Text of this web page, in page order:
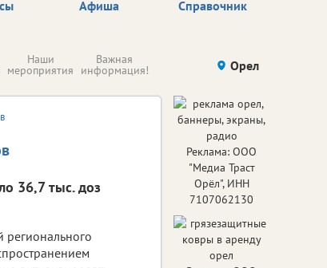
Афиша Справочник
Наши
мероприятия
Важная
информация! Происшествия Здоровье
Орел
36,7 тыс. доз
Реклама: ООО
"Медиа Траст
Орёл", ИНН
7107062130